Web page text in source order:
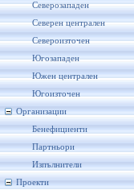
Северозападен
Северен централен
Североизточен
Югозападен
Южен централен
Югоизточен
Организации
Бенефициенти
Партньори
Изпълнители
Проекти